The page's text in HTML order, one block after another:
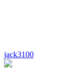
jack3100